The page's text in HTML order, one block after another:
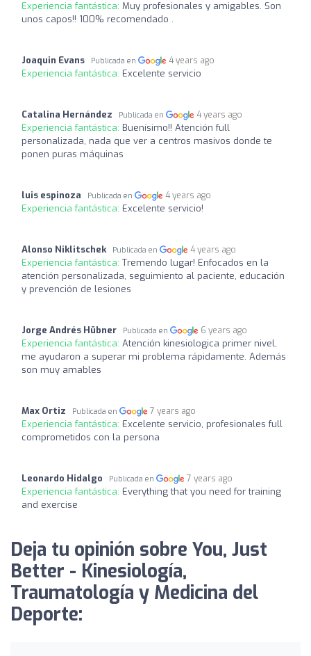
Experiencia fantástica: Muy profesionales y amigables. Son
unos capos!! 100% recomendado .
Joaquin Evans Publicada en 4 years ago
Experiencia fantástica: Excelente servicio
Catalina Hernández Publicada en 4 years ago
Experiencia fantástica: Buenísimo!! Atención full
personalizada, nada que ver a centros masivos donde te
ponen puras máquinas
luis espinoza Publicada en 4 years ago
Experiencia fantástica: Excelente servicio!
Alonso Niklitschek Publicada en 4 years ago
Experiencia fantástica: Tremendo lugar! Enfocados en la
atención personalizada, seguimiento al paciente, educación
y prevención de lesiones
Jorge Andrés Hübner Publicada en 6 years ago
Experiencia fantástica: Atención kinesiologica primer nivel,
me ayudaron a superar mi problema rápidamente. Además
son muy amables
Max Ortiz Publicada en 7 years ago
Experiencia fantástica: Excelente servicio, profesionales full
comprometidos con la persona
Leonardo Hidalgo Publicada en 7 years ago
Experiencia fantástica: Everything that you need for training
and exercise
Deja tu opinión sobre You, Just
Better - Kinesiología,
Traumatología y Medicina del
Deporte: